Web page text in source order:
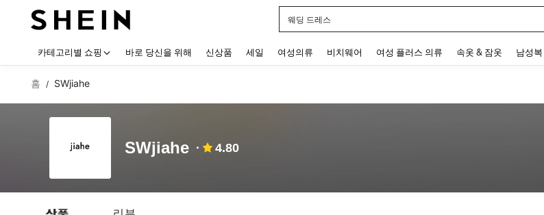
웨딩 드레스
카테고리별 쇼핑 바로 당신을 위해 신상품 세일 여성의류 비치웨어 여성 플러스 의류 속옷 & 잠옷 남성복
홈 / SWjiahe
SWjiahe 4.80